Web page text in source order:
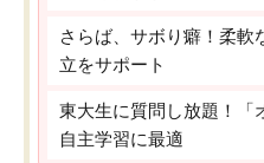
さらば、サボり癖！柔軟
立をサポート
東大生に質問し放題！「
自主学習に最適